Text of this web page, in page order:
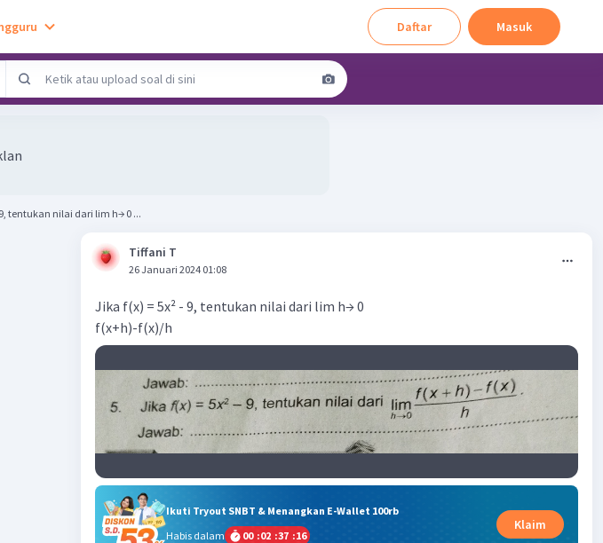
Daftar Masuk
tentukan nilai dari lim h→ 0 ...
Tiffani T
26 Januari 2024 01:08
Jika f(x) = 5x² - 9, tentukan nilai dari lim h→ 0
f(x+h)-f(x)/h
Ikuti Tryout SNBT & Menangkan E-Wallet 100rb
Habis dalam
00 :02 :37 :16
Klaim